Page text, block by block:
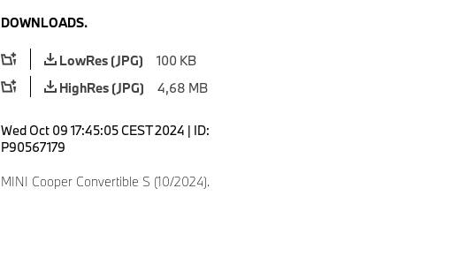
DOWNLOADS.
LowRes (JPG)
100 KB
HighRes (JPG)
4,68 MB
Wed Oct 09 17:45:05 CEST 2024 | ID:
P90567179
MINI Cooper Convertible S (10/2024).